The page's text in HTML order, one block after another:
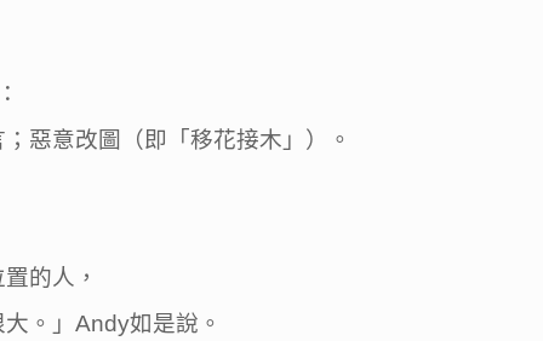
惡意改圖（即「移花接木」）。
的人，
。」Andy如是說。